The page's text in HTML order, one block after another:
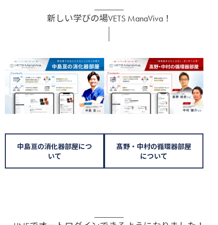
新しい学びの場VETS ManaViva！
中島亘の消化器部屋につ
いて
髙野・中村の循環器部屋
について